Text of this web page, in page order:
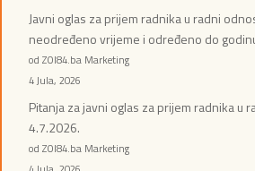
Javni oglas za prijem radnika u radni
neodređeno vrijeme i određeno do
od ZOI84.ba Marketing
4 Jula, 2026
Pitanja za javni oglas za prijem radnika u
4.7.2026.
od ZOI84.ba Marketing